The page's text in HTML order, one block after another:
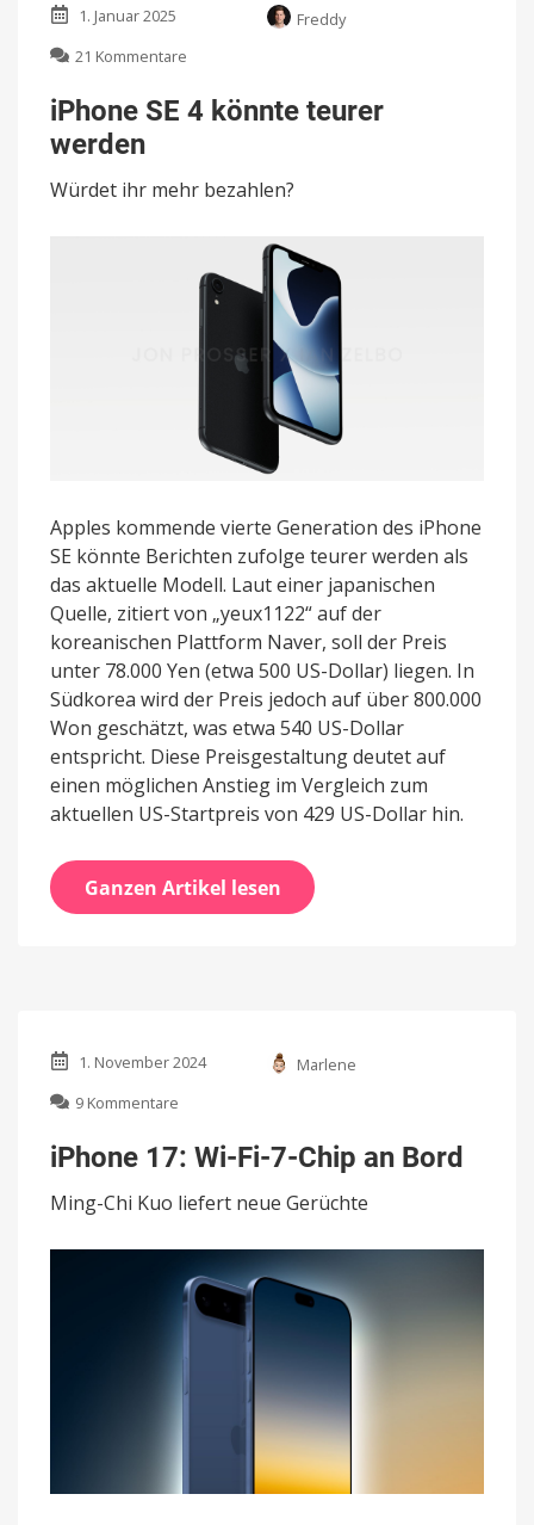
1. Januar 2025
Freddy
21 Kommentare
SE
4
werden
iPhone SE 4 könnte teurer
werden
Würdet ihr mehr bezahlen?
Apples kommende vierte Generation des iPhone
SE könnte Berichten zufolge teurer werden als
das aktuelle Modell. Laut einer japanischen
Quelle, zitiert von „yeux1122“ auf der
koreanischen Plattform Naver, soll der Preis
unter 78.000 Yen (etwa 500 US-Dollar) liegen. In
Südkorea wird der Preis jedoch auf über 800.000
Won geschätzt, was etwa 540 US-Dollar
entspricht. Diese Preisgestaltung deutet auf
einen möglichen Anstieg im Vergleich zum
aktuellen US-Startpreis von 429 US-Dollar hin.
Ganzen Artikel lesen
1. November 2024
Marlene
9 Kommentare
17:
Wi-
Fi-
7-
Bord
iPhone 17: Wi-Fi-7-Chip an Bord
Ming-Chi Kuo liefert neue Gerüchte